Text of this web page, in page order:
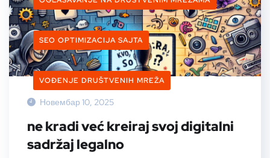
SEO OPTIMIZACIJA SAJTA
VOĐENJE DRUŠTVENIH MREŽA
Новембар 10, 2025
ne kradi već kreiraj svoj digitalni
sadržaj legalno